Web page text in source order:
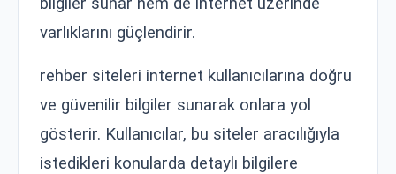
varlıklarını güçlendirir.
rehber siteleri internet kullanıcılarına doğru
ve güvenilir bilgiler sunarak onlara yol
gösterir. Kullanıcılar, bu siteler aracılığıyla
istedikleri konularda detaylı bilgilere